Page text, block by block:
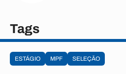
Tags
ESTÁGIO MPF SELEÇÃO